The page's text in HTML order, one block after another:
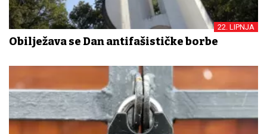
22. LIPNJA
Obilježava se Dan antifašističke borbe